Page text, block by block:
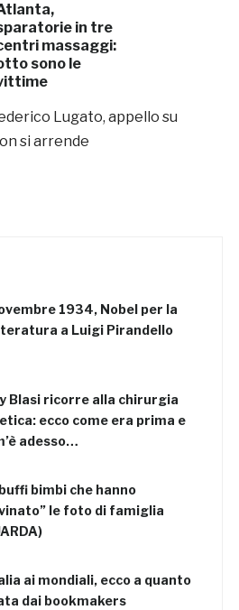
in tre
massaggi:
sono le
Lugato, appello su
si arrende
1934, Nobel per la
a Luigi Pirandello
Blasi ricorre alla chirurgia
ecco come era prima e
adesso…
bimbi che hanno
le foto di famiglia
ai mondiali, ecco a quanto
dai bookmakers